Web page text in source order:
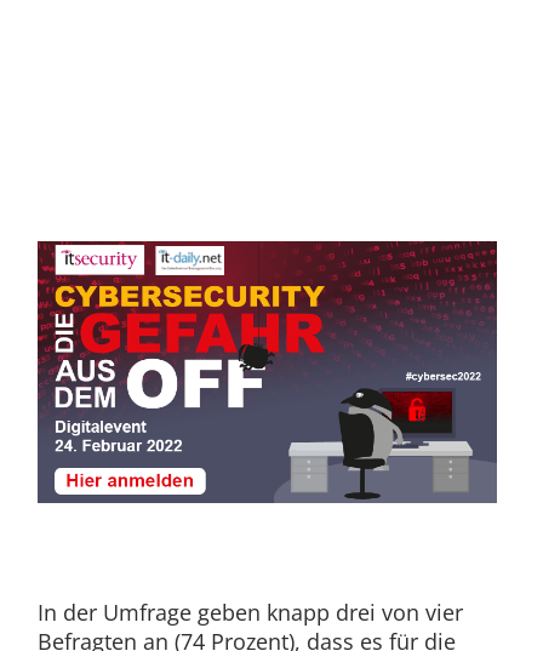
In der Umfrage geben knapp drei von vier
Befragten an (74 Prozent), dass es für die